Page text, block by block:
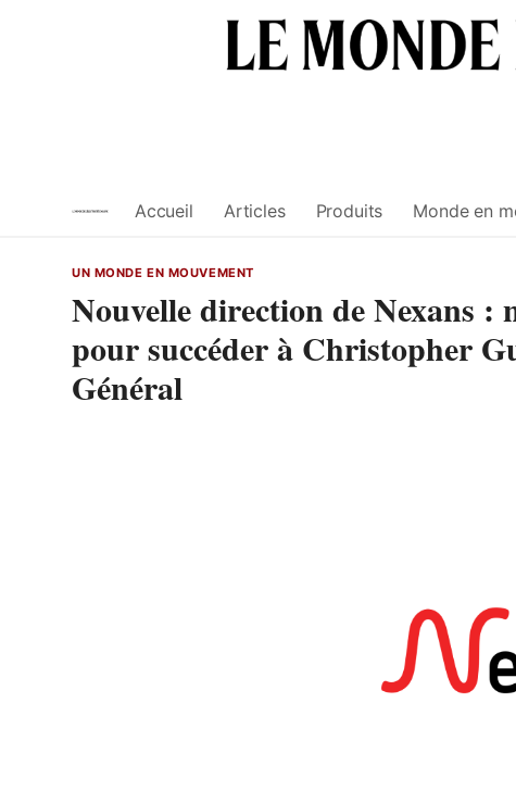
Accueil Articles Produits Monde en
UN MONDE EN MOUVEMENT
Nouvelle direction de Nexans
pour succéder à Christopher
Général